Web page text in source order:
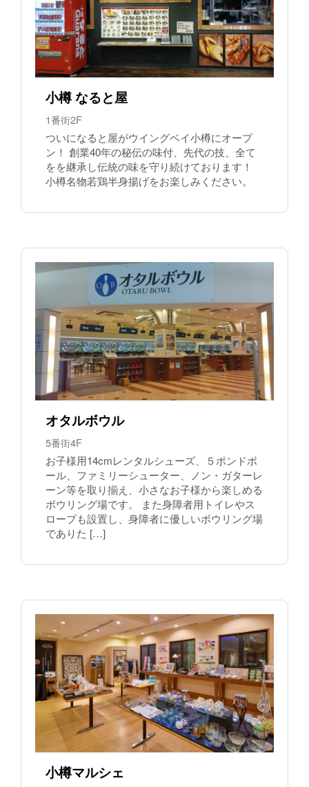
小樽 なると屋
1番街2F
ついになると屋がウイングベイ小樽にオープ
ン！ 創業40年の秘伝の味付、先代の技、全て
をを継承し伝統の味を守り続けております！
小樽名物若鶏半身揚げをお楽しみください。
オタルボウル
5番街4F
お子様用14cmレンタルシューズ、５ポンドボ
ール、ファミリーシューター、ノン・ガターレ
ーン等を取り揃え、小さなお子様から楽しめる
ボウリング場です。 また身障者用トイレやス
ロープも設置し、身障者に優しいボウリング場
でありた […]
小樽マルシェ